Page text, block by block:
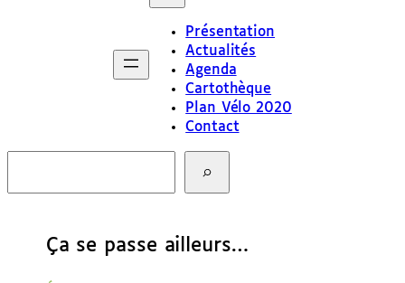
Présentation
Actualités
Agenda
Cartothèque
Plan Vélo 2020
Contact
c
Ça se passe ailleurs…